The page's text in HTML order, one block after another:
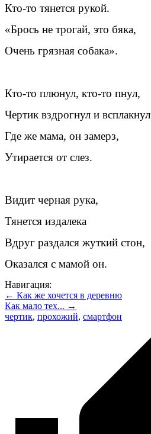
Кто-то тянется рукой.
«Брось не трогай, это бяка,
Очень грязная собака».
Кто-то плюнул, кто-то пнул,
Чертик вздрогнул и всплакнул
Где же мама, он замерз,
Утирается от слез.
Видит черная рука,
Тянется издалека
Вдруг раздался жуткий стон,
Оказался с мамой он.
Навигация:
← Как же хочется в деревню
Как мало тех... →
чертик, прохожий, смартфон